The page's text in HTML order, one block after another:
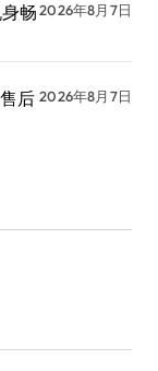
畅2026年8月7日
后 2026年8月7日